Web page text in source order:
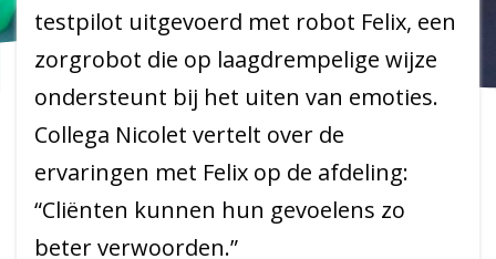
testpilot uitgevoerd met robot Felix, een
zorgrobot die op laagdrempelige wijze
ondersteunt bij het uiten van emoties.
Collega Nicolet vertelt over de
ervaringen met Felix op de afdeling:
“Cliënten kunnen hun gevoelens zo
beter verwoorden.”